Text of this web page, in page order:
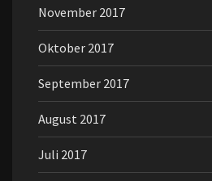
November 2017
Oktober 2017
September 2017
August 2017
Juli 2017